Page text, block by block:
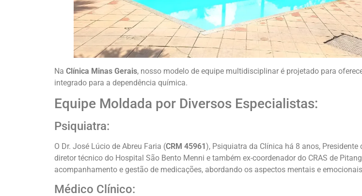
Na Clínica Minas Gerais, nosso modelo de equipe multidisciplinar é projetado para
integrado para a dependência química.
Equipe Moldada por Diversos Especialistas:
Psiquiatra:
O Dr. José Lúcio de Abreu Faria (CRM 45961), Psiquiatra da Clínica há 8 anos,
diretor técnico do Hospital São Bento Menni e também ex-coordenador do CRAS de
acompanhamento e gestão de medicações, abordando os aspectos mentais e
Médico Clínico: